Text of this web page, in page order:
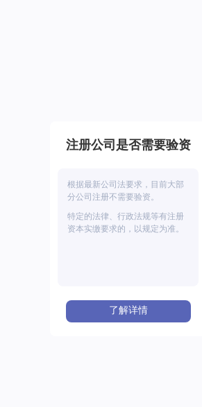
注册公司是否需要验资
根据最新公司法要求，目前大部
分公司注册不需要验资。
特定的法律、行政法规等有注册
资本实缴要求的，以规定为准。
了解详情